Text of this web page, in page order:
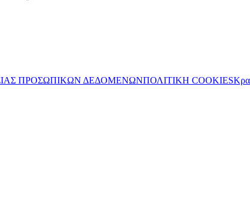
ΠΡΟΣΩΠΙΚΩΝ ΔΕΔΟΜΕΝΩΝΠΟΛΙΤΙΚΗ COOKIES